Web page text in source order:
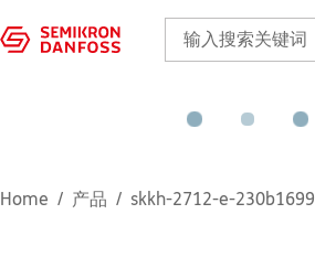
Home 产品 skkh-2712-e-230b1699